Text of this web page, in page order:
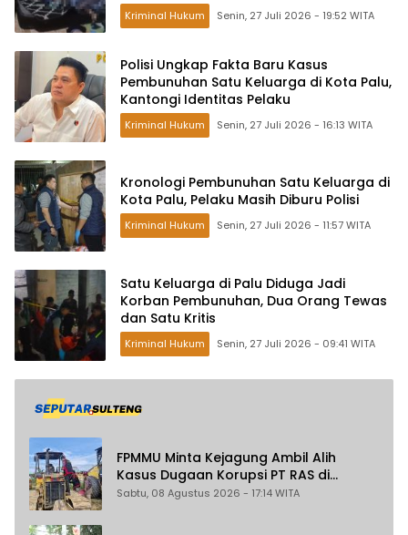
Kriminal Hukum Senin, 27 Juli 2026 - 19:52 WITA
Polisi Ungkap Fakta Baru Kasus
Pembunuhan Satu Keluarga di Kota Palu,
Kantongi Identitas Pelaku
Kriminal Hukum Senin, 27 Juli 2026 - 16:13 WITA
Kronologi Pembunuhan Satu Keluarga di
Kota Palu, Pelaku Masih Diburu Polisi
Kriminal Hukum Senin, 27 Juli 2026 - 11:57 WITA
Satu Keluarga di Palu Diduga Jadi
Korban Pembunuhan, Dua Orang Tewas
dan Satu Kritis
Kriminal Hukum Senin, 27 Juli 2026 - 09:41 WITA
FPMMU Minta Kejagung Ambil Alih
Kasus Dugaan Korupsi PT RAS di
Morowali Utara
Sabtu, 08 Agustus 2026 - 17:14 WITA